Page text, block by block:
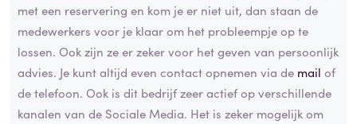
met een reservering en kom je er niet uit, dan staan de
medewerkers voor je klaar om het probleempje op te
lossen. Ook zijn ze er zeker voor het geven van persoonlijk
advies. Je kunt altijd even contact opnemen via de mail of
de telefoon. Ook is dit bedrijf zeer actief op verschillende
kanalen van de Sociale Media. Het is zeker mogelijk om